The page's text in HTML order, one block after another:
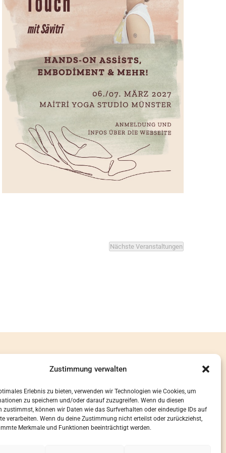
Zustimmung verwalten
Erlebnis zu bieten, verwenden wir Technologien wie Cookies, um
zu speichern und/oder darauf zuzugreifen. Wenn du diesen
zustimmst, können wir Daten wie das Surfverhalten oder eindeutige IDs auf
verarbeiten. Wenn du deine Zustimmung nicht erteilst oder zurückziehst,
Merkmale und Funktionen beeinträchtigt werden.
Nächste Veranstaltungen